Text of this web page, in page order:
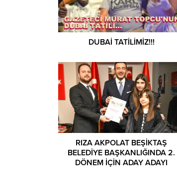
DUBAİ TATİLİMİZ!!!
RIZA AKPOLAT BEŞİKTAŞ
BELEDİYE BAŞKANLIĞINDA 2.
DÖNEM İÇİN ADAY ADAYI